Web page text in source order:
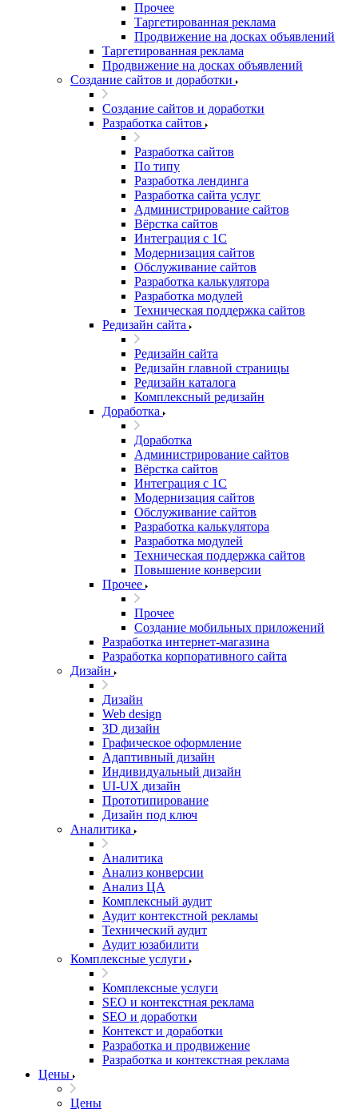
Прочее
Таргетированная реклама
Продвижение на досках объявлений
Таргетированная реклама
Продвижение на досках объявлений
Создание сайтов и доработки
Создание сайтов и доработки
Разработка сайтов
Разработка сайтов
По типу
Разработка лендинга
Разработка сайта услуг
Администрирование сайтов
Вёрстка сайтов
Интеграция с 1С
Модернизация сайтов
Обслуживание сайтов
Разработка калькулятора
Разработка модулей
Техническая поддержка сайтов
Редизайн сайта
Редизайн сайта
Редизайн главной страницы
Редизайн каталога
Комплексный редизайн
Доработка
Доработка
Администрирование сайтов
Вёрстка сайтов
Интеграция с 1С
Модернизация сайтов
Обслуживание сайтов
Разработка калькулятора
Разработка модулей
Техническая поддержка сайтов
Повышение конверсии
Прочее
Прочее
Создание мобильных приложений
Разработка интернет-магазина
Разработка корпоративного сайта
Дизайн
Дизайн
Web design
3D дизайн
Графическое оформление
Адаптивный дизайн
Индивидуальный дизайн
UI‑UX дизайн
Прототипирование
Дизайн под ключ
Аналитика
Аналитика
Анализ конверсии
Анализ ЦА
Комплексный аудит
Аудит контекстной рекламы
Технический аудит
Аудит юзабилити
Комплексные услуги
Комплексные услуги
SEO и контекстная реклама
SEO и доработки
Контекст и доработки
Разработка и продвижение
Разработка и контекстная реклама
Цены
Цены